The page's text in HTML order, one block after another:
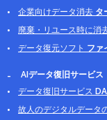
企業向けデータ消去 タ
廃棄・リユース時に消
データ復元ソフト ファ
AIデータ復旧サービス
データ復旧サービス
故人のデジタルデータ